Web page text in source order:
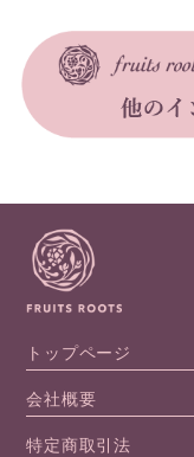
トップページ
会社概要
特定商取引法